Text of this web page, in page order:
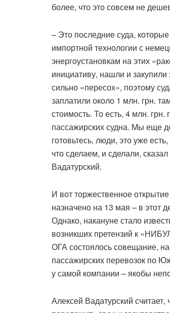
более, что это совсем не
– Это последние суда,
импортной технологии с
энергоустановкам на этих
инициативу, нашли и
сильно «пересох», поэтому
заплатили около 1 млн. грн.
стоимость. То есть, 4 млн. грн.
пассажирских судна. Мы еще
готовьтесь, люди, это уже
что сделаем, и сделали,
Вадатурский.
И вот торжественное
назначено на 13 мая – в этот
Однако, накануне стало
возникших претензий к
ОГА состоялось совещание,
пассажирских перевозок по
у самой компании – якобы
Алексей Вадатурский